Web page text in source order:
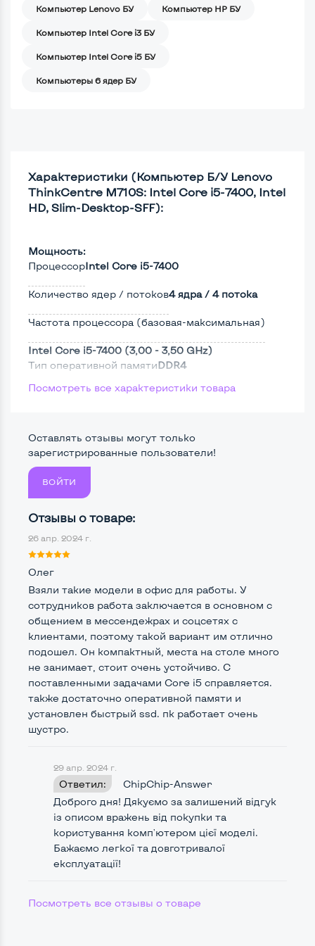
Компьютер Lenovo БУ Компьютер HP БУ
Компьютер Intel Core i3 БУ
Компьютер Intel Core i5 БУ
Компьютеры 6 ядер БУ
Характеристики (Компьютер Б/У Lenovo
ThinkCentre M710S: Intel Core i5-7400, Intel
HD, Slim-Desktop-SFF):
Мощность:
ПроцессорIntel Core i5-7400
Количество ядер / потоков4 ядра / 4 потока
Частота процессора (базовая-максимальная)
Intel Core i5-7400 (3,00 - 3,50 GHz)
Тип оперативной памятиDDR4
Тип накопителяSSD 2,5"
Жесткий диск
Возможности видеокарты:
Встроенный
Видеопроцессор системного блока
Размер видеопамяти, Гб Динамический
Удобство пользования:
Slim-Desktop-SFF
Крепление на монитор сзади Нет
Оптический приводНет
Разъемы подключения:
Выход VGAДа
Выход DVIНет
Выход HDMI Нет
Посмотреть все характеристики товара
Оставлять отзывы могут только
зарегистрированные пользователи!
ВОЙТИ
Отзывы о товаре:
26 апр. 2024 г.
Олег
Взяли такие модели в офис для работы. У
сотрудников работа заключается в основном с
общением в мессендежрах и соцсетях с
клиентами, поэтому такой вариант им отлично
подошел. Он компактный, места на столе много
не занимает, стоит очень устойчиво. С
поставленными задачами Core i5 справляется.
также достаточно оперативной памяти и
установлен быстрый ssd. пк работает очень
шустро.
29 апр. 2024 г.
Ответил:
ChipChip-Answer
Доброго дня! Дякуємо за залишений відгук
із описом вражень від покупки та
користування комп'ютером цієї моделі.
Бажаємо легкої та довготривалої
експлуатації!
Посмотреть все отзывы о товаре